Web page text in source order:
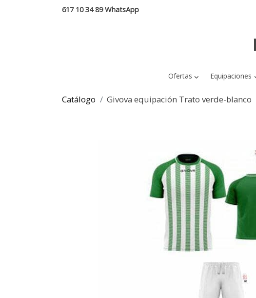
617 10 34 89 WhatsApp
Ofertas Equipaciones
Catálogo Givova equipación Trato verde-blanco